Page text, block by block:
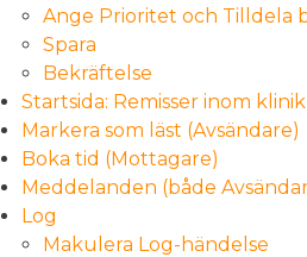
Ange Prioritet och Tilldela
Spara
Bekräftelse
Startsida: Remisser inom
Markera som läst (Avsändare)
Boka tid (Mottagare)
Meddelanden (både
Log
Makulera Log-händelse